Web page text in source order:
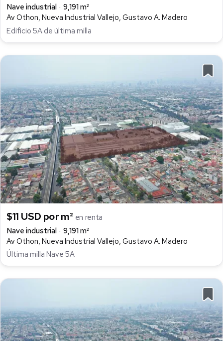
Nave industrial
9,191 m²
Av Othon, Nueva Industrial Vallejo, Gustavo A. Madero
Edificio 5A de última milla
$11 USD por m² en renta
Nave industrial
9,191 m²
Av Othon, Nueva Industrial Vallejo, Gustavo A. Madero
Última milla Nave 5A